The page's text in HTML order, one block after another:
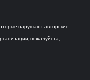
нарушают авторские
пожалуйста,